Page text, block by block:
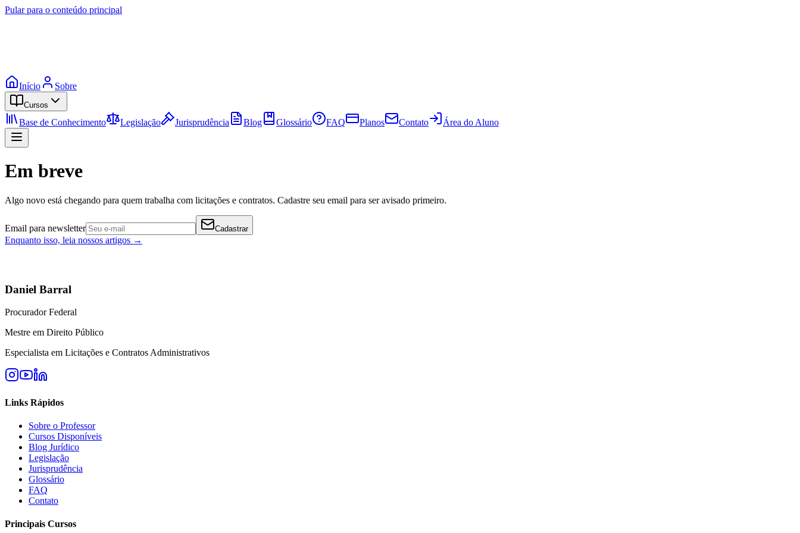
Pular para o conteúdo principal
Início Sobre
Cursos
Base de Conhecimento Legislação Jurisprudência Blog Glossário FAQ Planos Contato Área do Aluno
Em breve
Algo novo está chegando para quem trabalha com licitações e contratos. Cadastre seu email para ser avisado primeiro.
Email para newsletter Cadastrar
Enquanto isso, leia nossos artigos →
Daniel Barral
Procurador Federal
Mestre em Direito Público
Especialista em Licitações e Contratos Administrativos
Links Rápidos
Sobre o Professor
Cursos Disponíveis
Blog Jurídico
Legislação
Jurisprudência
Glossário
FAQ
Contato
Principais Cursos